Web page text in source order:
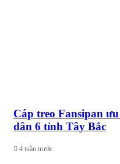
Cáp treo Fansipan
dân 6 tỉnh Tây Bắc
4 tuần trước